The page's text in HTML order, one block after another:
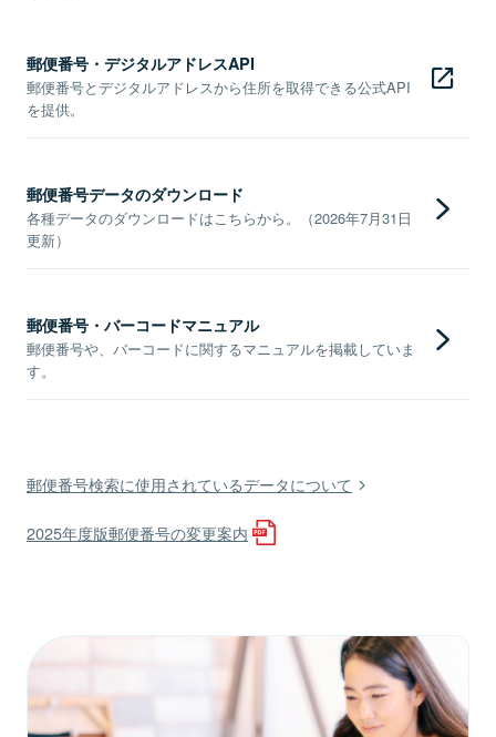
郵便番号・デジタルアドレスAPI
郵便番号とデジタルアドレスから住所を取得できる公式API
を提供。
郵便番号データのダウンロード
各種データのダウンロードはこちらから。（2026年7月31日
更新）
郵便番号・バーコードマニュアル
郵便番号や、バーコードに関するマニュアルを掲載していま
す。
郵便番号検索に使用されているデータについて
2025年度版郵便番号の変更案内